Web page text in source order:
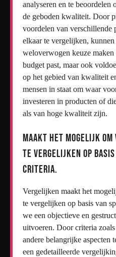
analyseren en te beoordelen
de geboden kwaliteit. Door
voordelen van verschillende
elkaar te vergelijken, kunnen
weloverwogen keuze
budget past, maar ook
op het gebied van kwaliteit
mensen in staat om waar
investeren in producten of
als van hoge kwaliteit zijn.
Maakt het mogelijk
te vergelijken op
criteria.
Vergelijken maakt het
te vergelijken op basis van
we een objectieve en
uitvoeren. Door criteria
andere belangrijke aspecten
een gedetailleerde